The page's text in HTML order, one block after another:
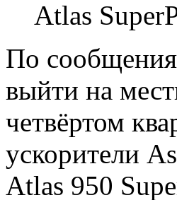
По
выйти на
четвёртом
ускорители
Atlas 950